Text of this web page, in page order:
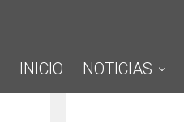
INICIO NOTICIAS